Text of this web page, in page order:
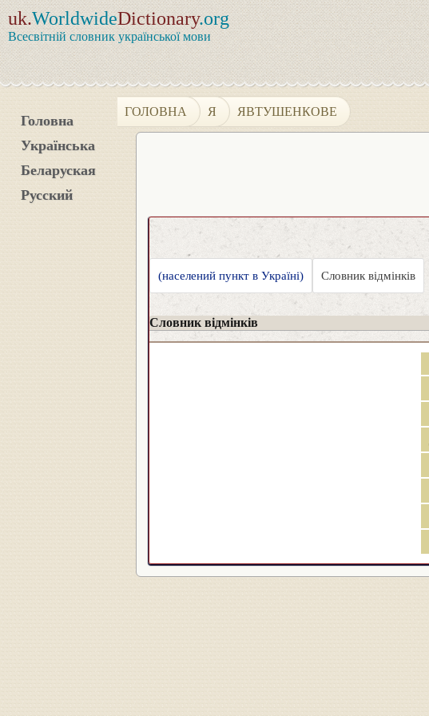
uk.WorldwideDictionary.org
Всесвітній словник української мови
Головна
Українська
Беларуская
Русский
ГОЛОВНА Я ЯВТУШЕНКОВЕ
(населений пункт в Україні) Словник відмінків
Словник відмінків